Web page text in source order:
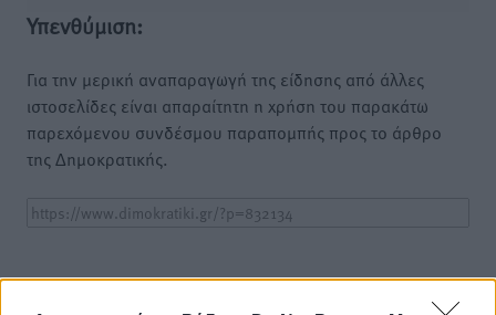
Υπενθύμιση:
Για την μερική αναπαραγωγή της είδησης από άλλες
ιστοσελίδες είναι απαραίτητη η χρήση του παρακάτω
παρεχόμενου συνδέσμου παραπομπής προς το άρθρο
της Δημοκρατικής.